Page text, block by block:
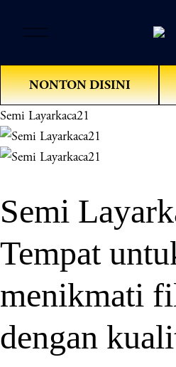
e
n
M
e
n
u
NONTON DISINI
Semi Layarkaca21
Semi
Tempat
menikmati
dengan